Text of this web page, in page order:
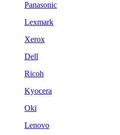
Panasonic
Lexmark
Xerox
Dell
Ricoh
Kyocera
Oki
Lenovo